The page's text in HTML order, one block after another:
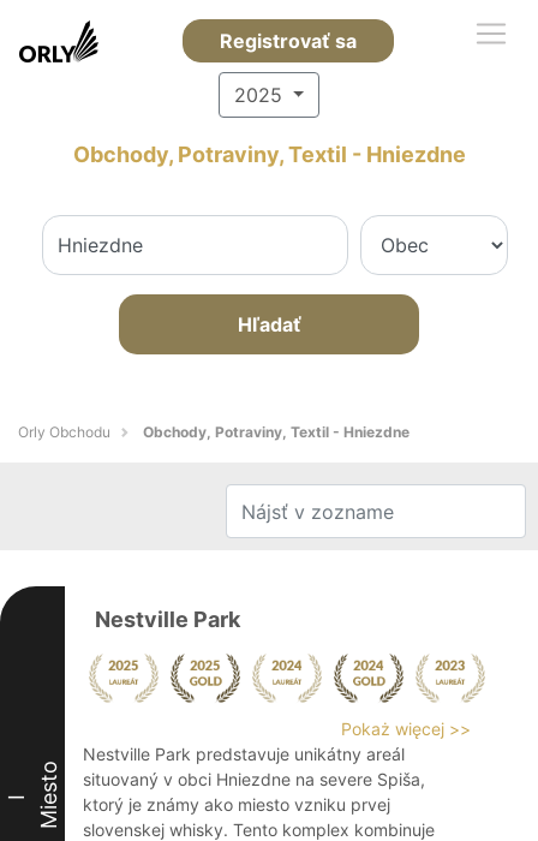
Registrovať sa
2025
Obchody, Potraviny, Textil - Hniezdne
Hľadať
Orly Obchodu Obchody, Potraviny, Textil - Hniezdne
I Miesto
Nestville Park
Pokaż więcej >>
Nestville Park predstavuje unikátny areál
situovaný v obci Hniezdne na severe Spiša,
ktorý je známy ako miesto vzniku prvej
slovenskej whisky. Tento komplex kombinuje